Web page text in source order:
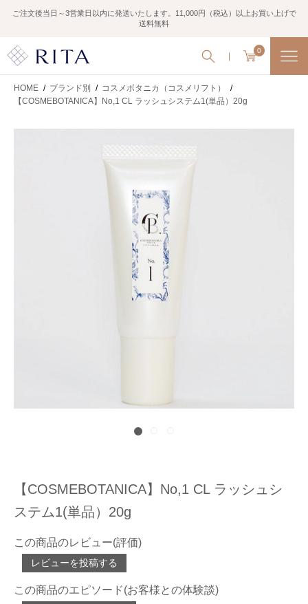
ご注文後当日～3営業日以内に発送いたします。11,000円（税込）以上お買い上げで
送料無料
0
HOME / ブランド別 / コスメボタニカ（コスメリフト）
/
【COSMEBOTANICA】No,1 CL ラッシュシステム1(単品）20g
【COSMEBOTANICA】No,1 CL ラッシュシ
ステム1(単品）20g
この商品のレビュー(評価)
レビューを投稿する
この商品のエピソード(お客様との体験談)